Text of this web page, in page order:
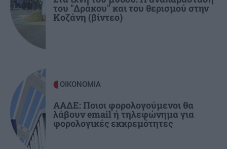
Το ΚΚΕ για ΒΟΑΚ και Καστέλι: Υπουργικές
φιέστες στα εργοτάξια, μακριά από τις
του "Δράκου" και του θερισμού στην
Κοζάνη (βίντεο)
ΟΙΚΟΝΟΜΙΑ
ΑΑΔΕ: Ποιοι φορολογούμενοι θα
λάβουν email ή τηλεφώνημα για
φορολογικές εκκρεμότητες